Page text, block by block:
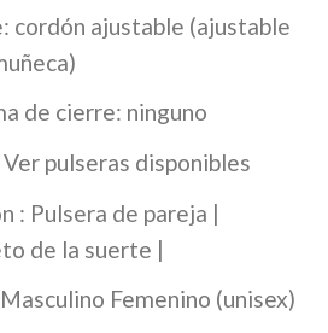
cordón ajustable (ajustable
de cierre: ninguno
pulseras disponibles
: Pulsera de pareja |
de la suerte |
Femenino (unisex)